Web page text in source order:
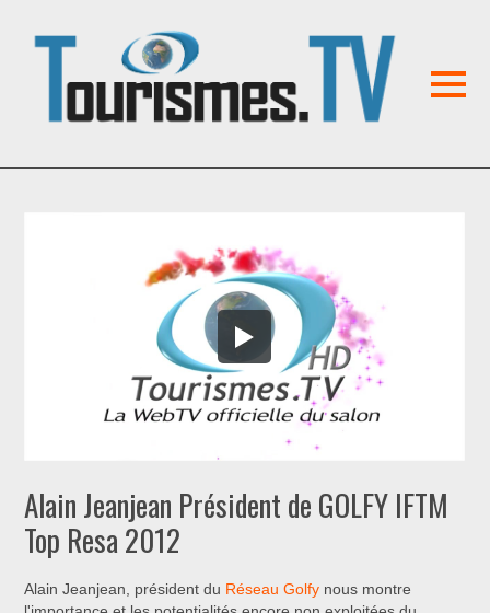
Alain Jeanjean Président de GOLFY IFTM
Top Resa 2012
Alain Jeanjean, président du Réseau Golfy nous montre